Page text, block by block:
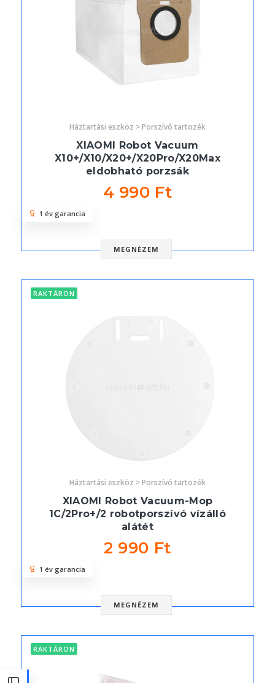
Háztartási eszköz > Porszívó tartozék
XIAOMI Robot Vacuum
X10+/X10/X20+/X20Pro/X20Max
eldobható porzsák
4 990 Ft
MEGNÉZEM
1 év garancia
RAKTÁRON
Háztartási eszköz > Porszívó tartozék
XIAOMI Robot Vacuum-Mop
1C/2Pro+/2 robotporszívó vízálló
alátét
2 990 Ft
MEGNÉZEM
1 év garancia
RAKTÁRON